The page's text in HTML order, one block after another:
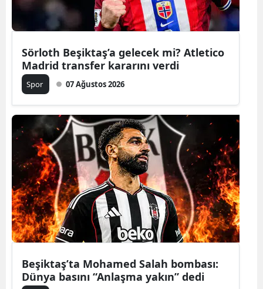
Sörloth Beşiktaş’a gelecek mi? Atletico
Madrid transfer kararını verdi
Spor 07 Ağustos 2026
Beşiktaş’ta Mohamed Salah bombası:
Dünya basını “Anlaşma yakın” dedi